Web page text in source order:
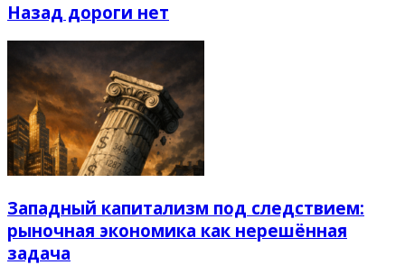
Назад дороги нет
Западный капитализм под следствием:
рыночная экономика как нерешённая
задача